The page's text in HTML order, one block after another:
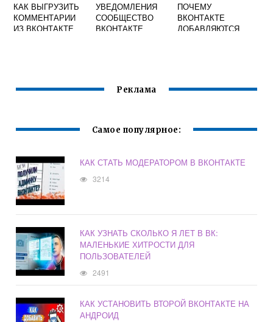
КАК ВЫГРУЗИТЬ
КОММЕНТАРИИ
ИЗ ВКОНТАКТЕ
УВЕДОМЛЕНИЯ
СООБЩЕСТВО
ВКОНТАКТЕ
ПОЧЕМУ
ВКОНТАКТЕ
ДОБАВЛЯЮТСЯ
Реклама
Самое популярное:
КАК СТАТЬ МОДЕРАТОРОМ В ВКОНТАКТЕ
3214
КАК УЗНАТЬ СКОЛЬКО Я ЛЕТ В ВК:
МАЛЕНЬКИЕ ХИТРОСТИ ДЛЯ
ПОЛЬЗОВАТЕЛЕЙ
2491
КАК УСТАНОВИТЬ ВТОРОЙ ВКОНТАКТЕ НА
АНДРОИД